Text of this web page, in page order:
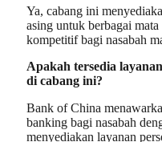
Ya, cabang ini
asing untuk berbagai
kompetitif bagi nasabah
Apakah tersedia
di cabang ini?
Bank of China
banking bagi nasabah
menyediakan layanan